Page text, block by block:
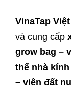
VinaTap
và cung cấp
grow bag –
thể nhà
– viên đất